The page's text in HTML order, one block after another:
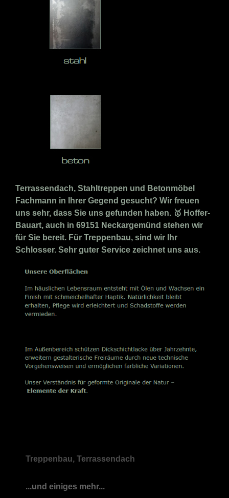
Terrassendach, Stahltreppen und Betonmöbel
Fachmann in Ihrer Gegend gesucht? Wir freuen
uns sehr, dass Sie uns gefunden haben. 🥇 Hoffer-
Bauart, auch in 69151 Neckargemünd stehen wir
für Sie bereit. Für Treppenbau, sind wir Ihr
Schlosser. Sehr guter Service zeichnet uns aus.
Treppenbau, Terrassendach
...und einiges mehr...